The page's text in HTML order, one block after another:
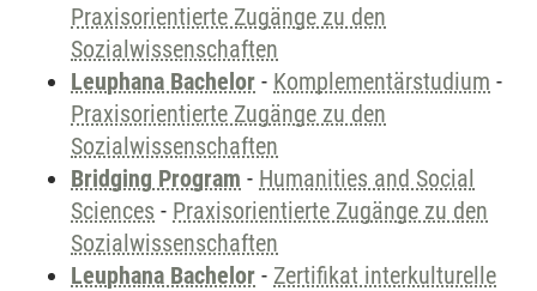
Praxisorientierte Zugänge zu den
Sozialwissenschaften
Leuphana Bachelor - Komplementärstudium -
Praxisorientierte Zugänge zu den
Sozialwissenschaften
Bridging Program - Humanities and Social
Sciences - Praxisorientierte Zugänge zu den
Sozialwissenschaften
Leuphana Bachelor - Zertifikat interkulturelle